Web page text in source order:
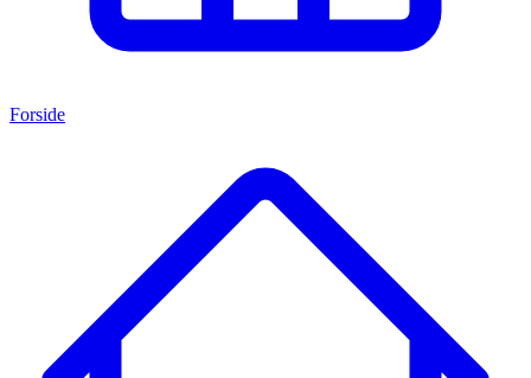
Forside